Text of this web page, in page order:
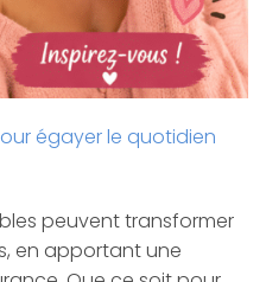
égayer le quotidien
peuvent transformer
en apportant une